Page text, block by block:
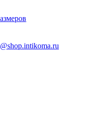
@shop.intikoma.ru